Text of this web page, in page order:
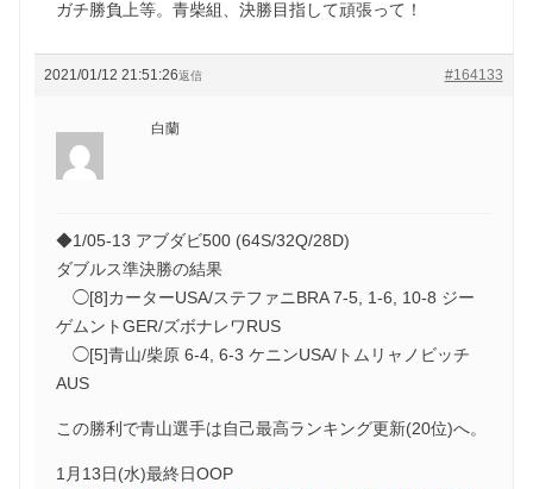
ガチ勝負上等。青柴組、決勝目指して頑張って！
2021/01/12 21:51:26 #164133
返信
白蘭
◆1/05-13 アブダビ500 (64S/32Q/28D)
ダブルス準決勝の結果
◯[8]カーターUSA/ステファニBRA 7-5, 1-6, 10-8 ジー
ゲムントGER/ズボナレワRUS
◯[5]青山/柴原 6-4, 6-3 ケニンUSA/トムリャノビッチ
AUS
この勝利で青山選手は自己最高ランキング更新(20位)へ。
1月13日(水)最終日OOP